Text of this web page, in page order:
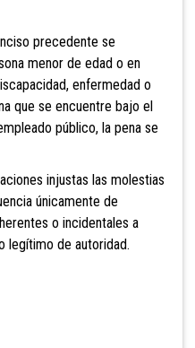
precedente se
menor de edad o en
enfermedad o
que se encuentre bajo el
público, la pena se
injustas las molestias
únicamente de
o incidentales a
legítimo de autoridad.